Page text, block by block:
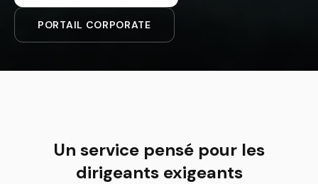
PORTAIL CORPORATE
Un service pensé pour les
dirigeants exigeants